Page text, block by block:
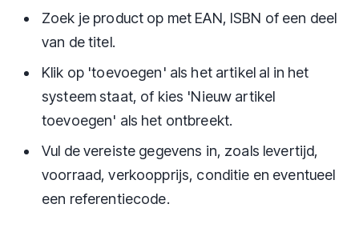
Zoek je product op met EAN, ISBN of een deel
van de titel.
Klik op 'toevoegen' als het artikel al in het
systeem staat, of kies 'Nieuw artikel
toevoegen' als het ontbreekt.
Vul de vereiste gegevens in, zoals levertijd,
voorraad, verkoopprijs, conditie en eventueel
een referentiecode.